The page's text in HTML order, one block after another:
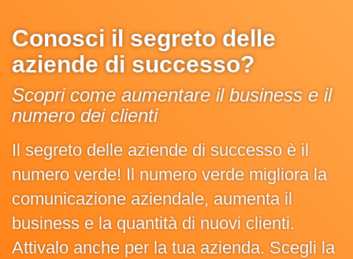
Conosci il segreto delle
aziende di successo?
Scopri come aumentare il business e il
numero dei clienti
Il segreto delle aziende di successo è il
numero verde! Il numero verde migliora la
comunicazione aziendale, aumenta il
business e la quantità di nuovi clienti.
Attivalo anche per la tua azienda. Scegli la